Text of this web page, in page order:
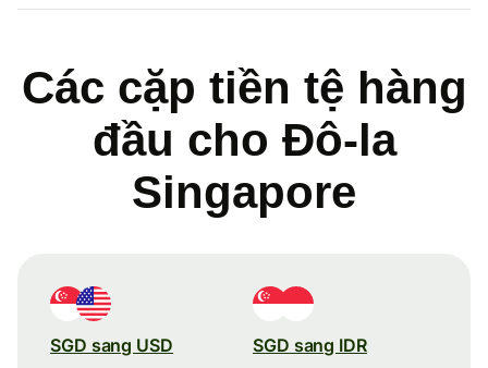
Các cặp tiền tệ hàng
đầu cho Đô-la
Singapore
SGD sang USD SGD sang IDR